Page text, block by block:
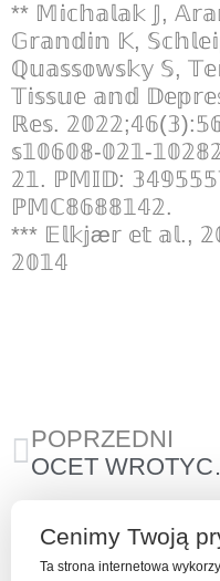
** 𝕄𝕚𝕔𝕙𝕒𝕝𝕒𝕜 𝕁,
𝔾𝕣𝕒𝕟𝕕𝕚𝕟 𝕂,
ℚ𝕦𝕒𝕤𝕤𝕠𝕨𝕤𝕜𝕪 𝕊,
𝕋𝕚𝕤𝕤𝕦𝕖 𝕒𝕟𝕕
ℝ𝕖𝕤.
𝕤𝟙𝟘𝟞𝟘𝟠-𝟘𝟚𝟙-
𝟚𝟙. ℙ𝕄𝕀𝔻:
ℙ𝕄ℂ𝟠𝟞𝟠𝟠𝟙𝟜𝟚.
*** 𝔼𝕝𝕜𝕛æ𝕣 𝕖𝕥 𝕒𝕝.,
𝟚𝟘𝟙𝟜
POPRZEDNI
OCET
Cenimy Twoją
Ta strona internetowa